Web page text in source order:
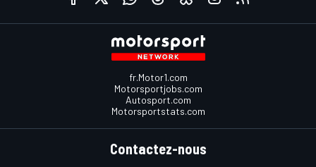
fr.Motor1.com
Motorsportjobs.com
Autosport.com
Motorsportstats.com
Contactez-nous